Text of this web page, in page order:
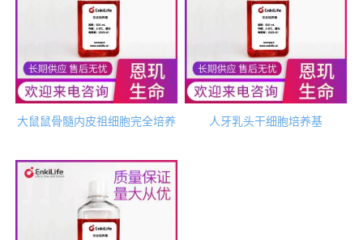
大鼠鼠骨髓内皮祖细胞完全培养 人牙乳头干细胞培养基